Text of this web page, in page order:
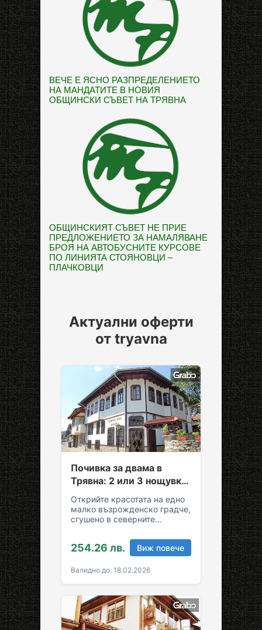
ВЕЧЕ Е ЯСНО РАЗПРЕДЕЛЕНИЕТО
НА МАНДАТИТЕ В НОВИЯ
ОБЩИНСКИ СЪВЕТ НА ТРЯВНА
ОБЩИНСКИЯТ СЪВЕТ НЕ ПРИЕ
ПРЕДЛОЖЕНИЕТО ЗА НАМАЛЯВАНЕ
БРОЯ НА АВТОБУСНИТЕ КУРСОВЕ
ПО ЛИНИЯТА СТОЯНОВЦИ –
ПЛАЧКОВЦИ
Актуални оферти
от tryavna
Почивка за двама в
Трявна: 2 или 3 нощувки
със закуски и вечери
Открийте красотата на едно
малко възрожденско градче,
сгушено в северните
За вашия комфортен престой
в Трявна…
254.26 лв. Виж повече
Валидно до: 18.02.2026